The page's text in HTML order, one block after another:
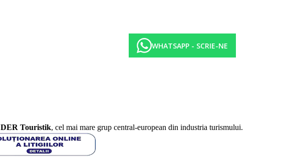
WHATSAPP - SCRIE-NE
DER Touristik, cel mai mare grup central-european din industria turismului.